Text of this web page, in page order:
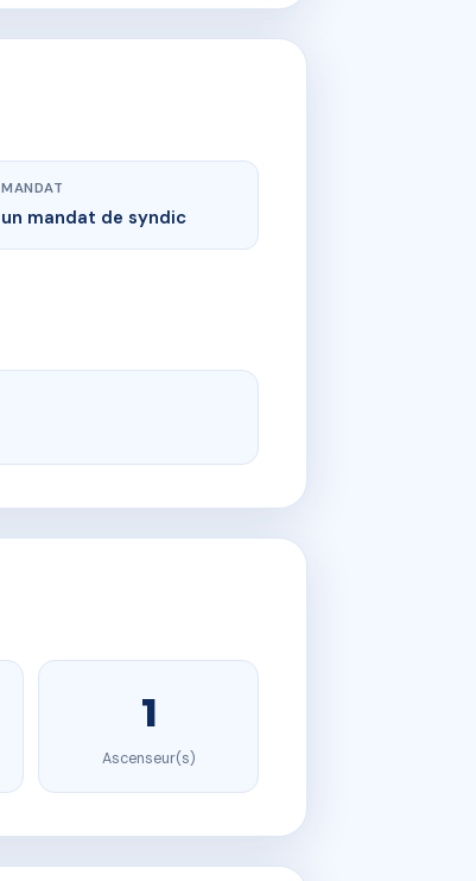
MANDAT
un mandat de syndic
1
Ascenseur(s)